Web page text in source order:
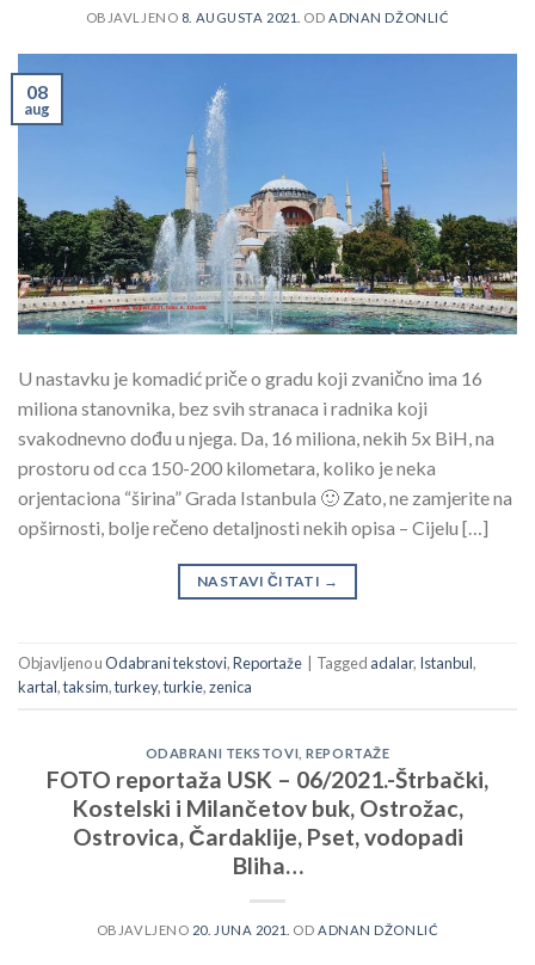
OBJAVLJENO 8. AUGUSTA 2021. ODADNAN DŽONLIĆ
08
aug
U nastavku je komadić priče o gradu koji zvanično ima 16
miliona stanovnika, bez svih stranaca i radnika koji
svakodnevno dođu u njega. Da, 16 miliona, nekih 5x BiH, na
prostoru od cca 150-200 kilometara, koliko je neka
orjentaciona “širina” Grada Istanbula 🙂 Zato, ne zamjerite na
opširnosti, bolje rečeno detaljnosti nekih opisa – Cijelu […]
NASTAVI ČITATI →
Objavljeno uOdabrani tekstovi,Reportaže Tagged adalar, Istanbul,
kartal,taksim,turkey,turkie,zenica
ODABRANI TEKSTOVI ,REPORTAŽE
FOTO reportaža USK – 06/2021.-Štrbački,
Kostelski i Milančetov buk, Ostrožac,
Ostrovica, Čardaklije, Pset, vodopadi
Bliha…
OBJAVLJENO 20. JUNA 2021. OD ADNAN DŽONLIĆ